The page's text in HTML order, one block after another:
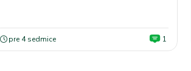
pre 4 sedmice 1